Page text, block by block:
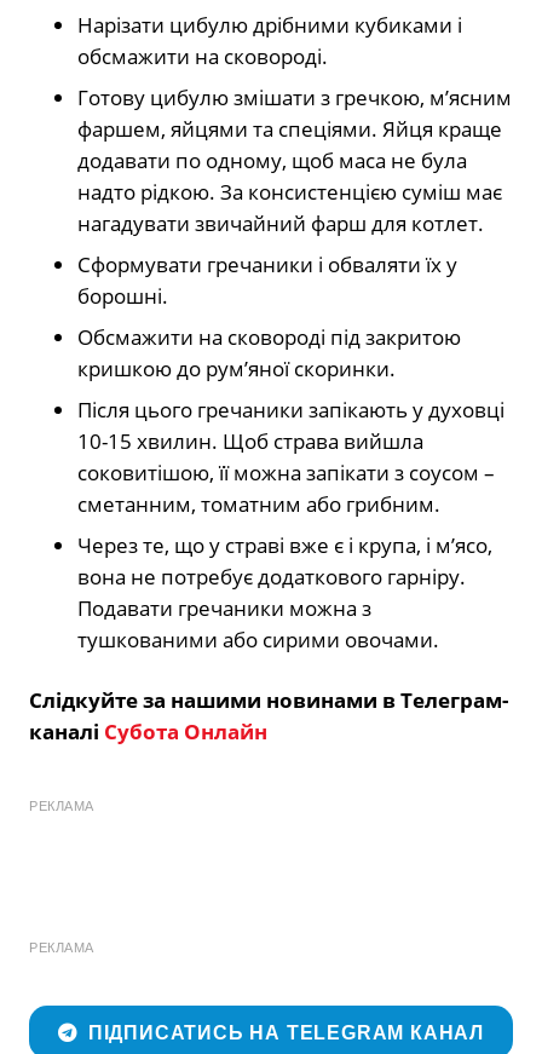
Нарізати цибулю дрібними кубиками і
обсмажити на сковороді.
Готову цибулю змішати з гречкою, м’ясним
фаршем, яйцями та спеціями. Яйця краще
додавати по одному, щоб маса не була
надто рідкою. За консистенцією суміш має
нагадувати звичайний фарш для котлет.
Сформувати гречаники і обваляти їх у
борошні.
Обсмажити на сковороді під закритою
кришкою до рум’яної скоринки.
Після цього гречаники запікають у духовці
10-15 хвилин. Щоб страва вийшла
соковитішою, її можна запікати з соусом –
сметанним, томатним або грибним.
Через те, що у страві вже є і крупа, і м’ясо,
вона не потребує додаткового гарніру.
Подавати гречаники можна з
тушкованими або сирими овочами.
Слідкуйте за нашими новинами в Телеграм-
каналі Субота Онлайн
РЕКЛАМА
РЕКЛАМА
ПІДПИСАТИСЬ НА TELEGRAM КАНАЛ